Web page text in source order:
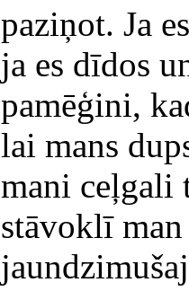
paziņot. Ja
ja es dīdos
pamēģini,
lai mans
mani ceļgali
stāvoklī